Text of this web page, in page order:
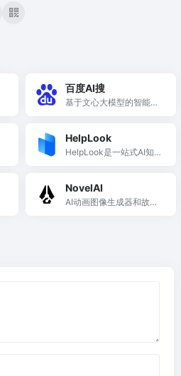
百度AI搜
基于文心大模型的智能搜
HelpLook
HelpLook是一站式AI知识
务体验。
NovelAI
AI动画图像生成器和故事